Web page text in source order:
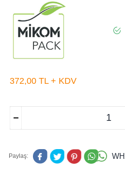
372,00 TL + KDV
Paylaş: